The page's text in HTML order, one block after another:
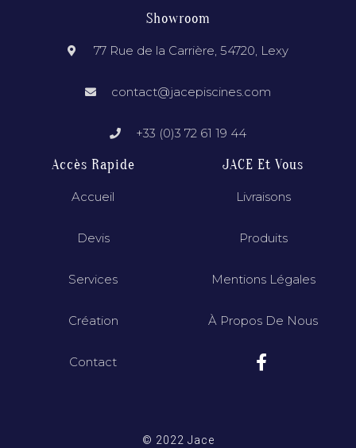
Showroom
77 Rue de la Carrière, 54720, Lexy
contact@jacepiscines.com
+33 (0)3 72 61 19 44
Accès Rapide
Accueil
Devis
Services
Création
Contact
JACE Et Vous
Livraisons
Produits
Mentions Légales
À Propos De Nous
© 2022 Jace